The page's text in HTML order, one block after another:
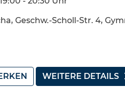
Geschw.-Scholl-Str. 4,
WEITERE DETAILS